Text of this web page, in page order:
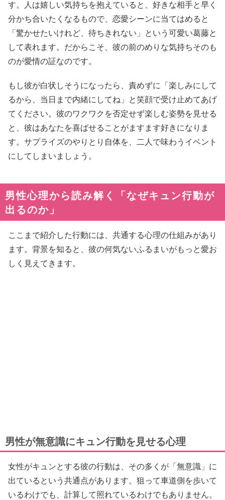
す。人は嬉しい気持ちを抱えていると、好きな相手と早く
分かち合いたくなるもので、恋愛シーンに当てはめると
「驚かせたいけれど、待ちきれない」という可愛い葛藤と
して表れます。だからこそ、彼の前のめりな気持ちそのも
のが愛情の証なのです。
もし彼が白状しそうになったら、責めずに「楽しみにして
るから、当日まで内緒にしてね」と笑顔で受け止めてあげ
てください。彼のワクワクを否定せず楽しむ姿勢を見せる
と、彼はあなたを喜ばせることがますます好きになりま
す。サプライズのやりとり自体を、二人で味わうイベント
にしてしまいましょう。
男性心理から読み解く「なぜキュン行動が
出るのか」
ここまで紹介した行動には、共通する心理の仕組みがあり
ます。背景を知ると、彼の何気ないふるまいがもっと愛お
しく見えてきます。
男性が無意識にキュン行動を見せる心理
女性がキュンとする彼の行動は、その多くが「無意識」に
出ているという共通点があります。狙って車道側を歩いて
いるわけでも、計算して照れているわけでもありません。